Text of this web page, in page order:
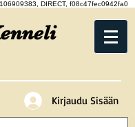
DIRECT, f08c47fec0942fa0
Kirjaudu Sisään